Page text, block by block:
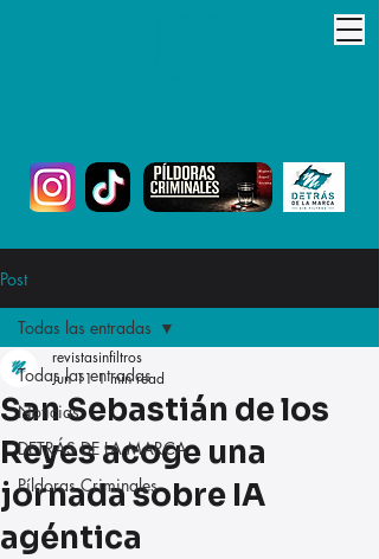
Post
Todas las entradas
Noticias
DETRÁS DE LA MARCA
Píldoras Criminales
Todas las entradas
San Sebastián de los
Reyes acoge una
jornada sobre IA
agéntica
revistasinfiltros
Jun 11 1 min read